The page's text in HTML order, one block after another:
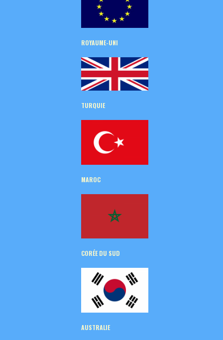
ROYAUME-UNI
TURQUIE
MAROC
CORÉEDU SUD
AUSTRALIE